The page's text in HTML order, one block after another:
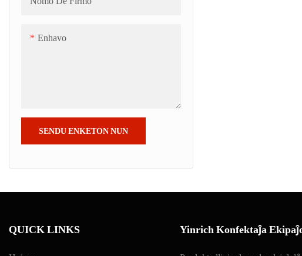
Enhavo
SENDU ENKETON NUN
QUICK LINKS Yinrich Konfektaĵa